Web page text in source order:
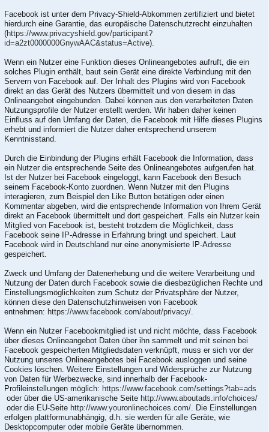
Facebook ist unter dem Privacy-Shield-Abkommen zertifiziert und bietet
hierdurch eine Garantie, das europäische Datenschutzrecht einzuhalten
(https://www.privacyshield.gov/participant?
id=a2zt0000000GnywAAC&status=Active).
Wenn ein Nutzer eine Funktion dieses Onlineangebotes aufruft, die ein
solches Plugin enthält, baut sein Gerät eine direkte Verbindung mit den
Servern von Facebook auf. Der Inhalt des Plugins wird von Facebook
direkt an das Gerät des Nutzers übermittelt und von diesem in das
Onlineangebot eingebunden. Dabei können aus den verarbeiteten Daten
Nutzungsprofile der Nutzer erstellt werden. Wir haben daher keinen
Einfluss auf den Umfang der Daten, die Facebook mit Hilfe dieses Plugins
erhebt und informiert die Nutzer daher entsprechend unserem
Kenntnisstand.
Durch die Einbindung der Plugins erhält Facebook die Information, dass
ein Nutzer die entsprechende Seite des Onlineangebotes aufgerufen hat.
Ist der Nutzer bei Facebook eingeloggt, kann Facebook den Besuch
seinem Facebook-Konto zuordnen. Wenn Nutzer mit den Plugins
interagieren, zum Beispiel den Like Button betätigen oder einen
Kommentar abgeben, wird die entsprechende Information von Ihrem Gerät
direkt an Facebook übermittelt und dort gespeichert. Falls ein Nutzer kein
Mitglied von Facebook ist, besteht trotzdem die Möglichkeit, dass
Facebook seine IP-Adresse in Erfahrung bringt und speichert. Laut
Facebook wird in Deutschland nur eine anonymisierte IP-Adresse
gespeichert.
Zweck und Umfang der Datenerhebung und die weitere Verarbeitung und
Nutzung der Daten durch Facebook sowie die diesbezüglichen Rechte und
Einstellungsmöglichkeiten zum Schutz der Privatsphäre der Nutzer,
können diese den Datenschutzhinweisen von Facebook
entnehmen: https://www.facebook.com/about/privacy/
Wenn ein Nutzer Facebookmitglied ist und nicht möchte, dass Facebook
über dieses Onlineangebot Daten über ihn sammelt und mit seinen bei
Facebook gespeicherten Mitgliedsdaten verknüpft, muss er sich vor der
Nutzung unseres Onlineangebotes bei Facebook ausloggen und seine
Cookies löschen. Weitere Einstellungen und Widersprüche zur Nutzung
von Daten für Werbezwecke, sind innerhalb der Facebook-
Profileinstellungen möglich: https://www.facebook.com/settings?tab=ads
oder über die US-amerikanische Seite http://www.aboutads.info/choices/
oder die EU-Seite http://www.youronlinechoices.com/ . Die Einstellungen
erfolgen plattformunabhängig, d.h. sie werden für alle Geräte, wie
Desktopcomputer oder mobile Geräte übernommen.